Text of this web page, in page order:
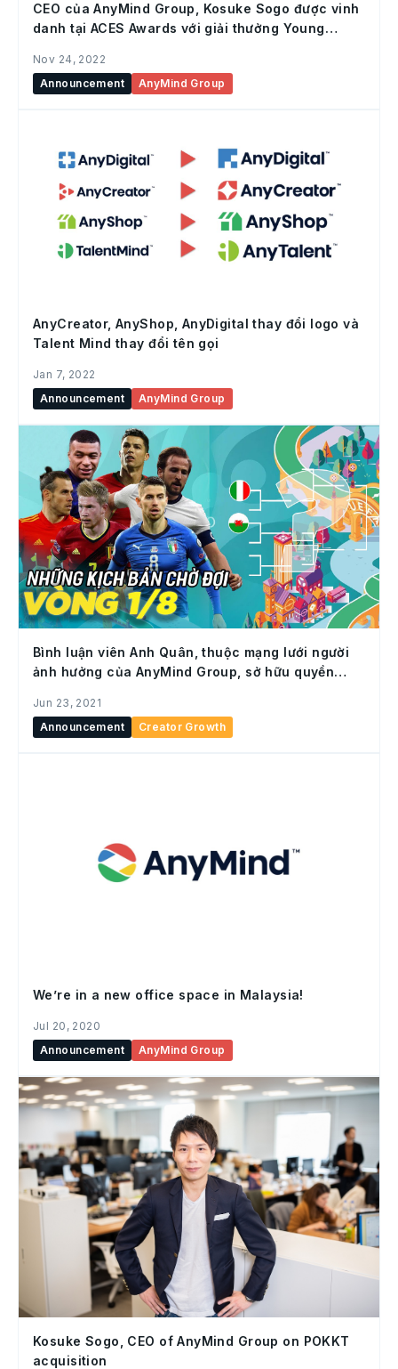
CEO của AnyMind Group, Kosuke Sogo được vinh
danh tại ACES Awards với giải thưởng Young
Nov 24, 2022
Announcement
AnyMind Group
AnyCreator, AnyShop, AnyDigital thay đổi logo và
Talent Mind thay đổi tên gọi
Jan 7, 2022
Announcement
AnyMind Group
Bình luận viên Anh Quân, thuộc mạng lưới người
ảnh hưởng của AnyMind Group, sở hữu quyền
Jun 23, 2021
Announcement
Creator Growth
We’re in a new office space in Malaysia!
Jul 20, 2020
Announcement
AnyMind Group
Kosuke Sogo, CEO of AnyMind Group on POKKT
acquisition